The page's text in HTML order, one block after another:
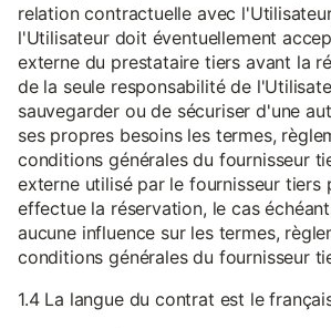
relation contractuelle avec
l'Utilisateur doit éventuellement
externe du prestataire tiers avant la
de la seule responsabilité de
sauvegarder ou de sécuriser d'une
ses propres besoins les termes,
conditions générales du fournisseur
externe utilisé par le fournisseur tiers
effectue la réservation, le cas
aucune influence sur les termes,
conditions générales du fournisseur
1.4 La langue du contrat est le